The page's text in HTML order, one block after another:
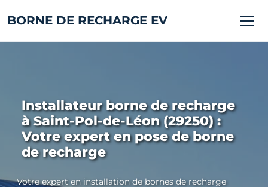
BORNE DE RECHARGE EV
Installateur borne de recharge
à Saint-Pol-de-Léon (29250) :
Votre expert en pose de borne
de recharge
Votre expert en installation de bornes de recharge